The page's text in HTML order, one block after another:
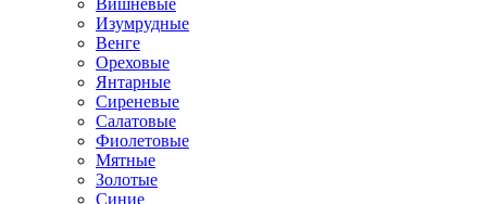
Вишневые
Изумрудные
Венге
Ореховые
Янтарные
Сиреневые
Салатовые
Фиолетовые
Мятные
Золотые
Синие